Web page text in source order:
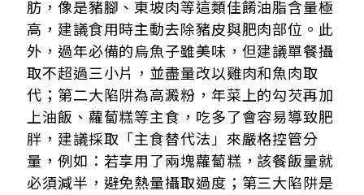
肪，像是豬腳、東坡肉等這類佳餚油脂含量極
高，建議食用時主動去除豬皮與肥肉部位。此
外，過年必備的烏魚子雖美味，但建議單餐攝
取不超過三小片，並盡量改以雞肉和魚肉取
代；第二大陷阱為高澱粉，年菜上的勾芡再加
上油飯、蘿蔔糕等主食，吃多了會容易導致肥
胖，建議採取「主食替代法」來嚴格控管分
量，例如：若享用了兩塊蘿蔔糕，該餐飯量就
必須減半，避免熱量攝取過度；第三大陷阱是